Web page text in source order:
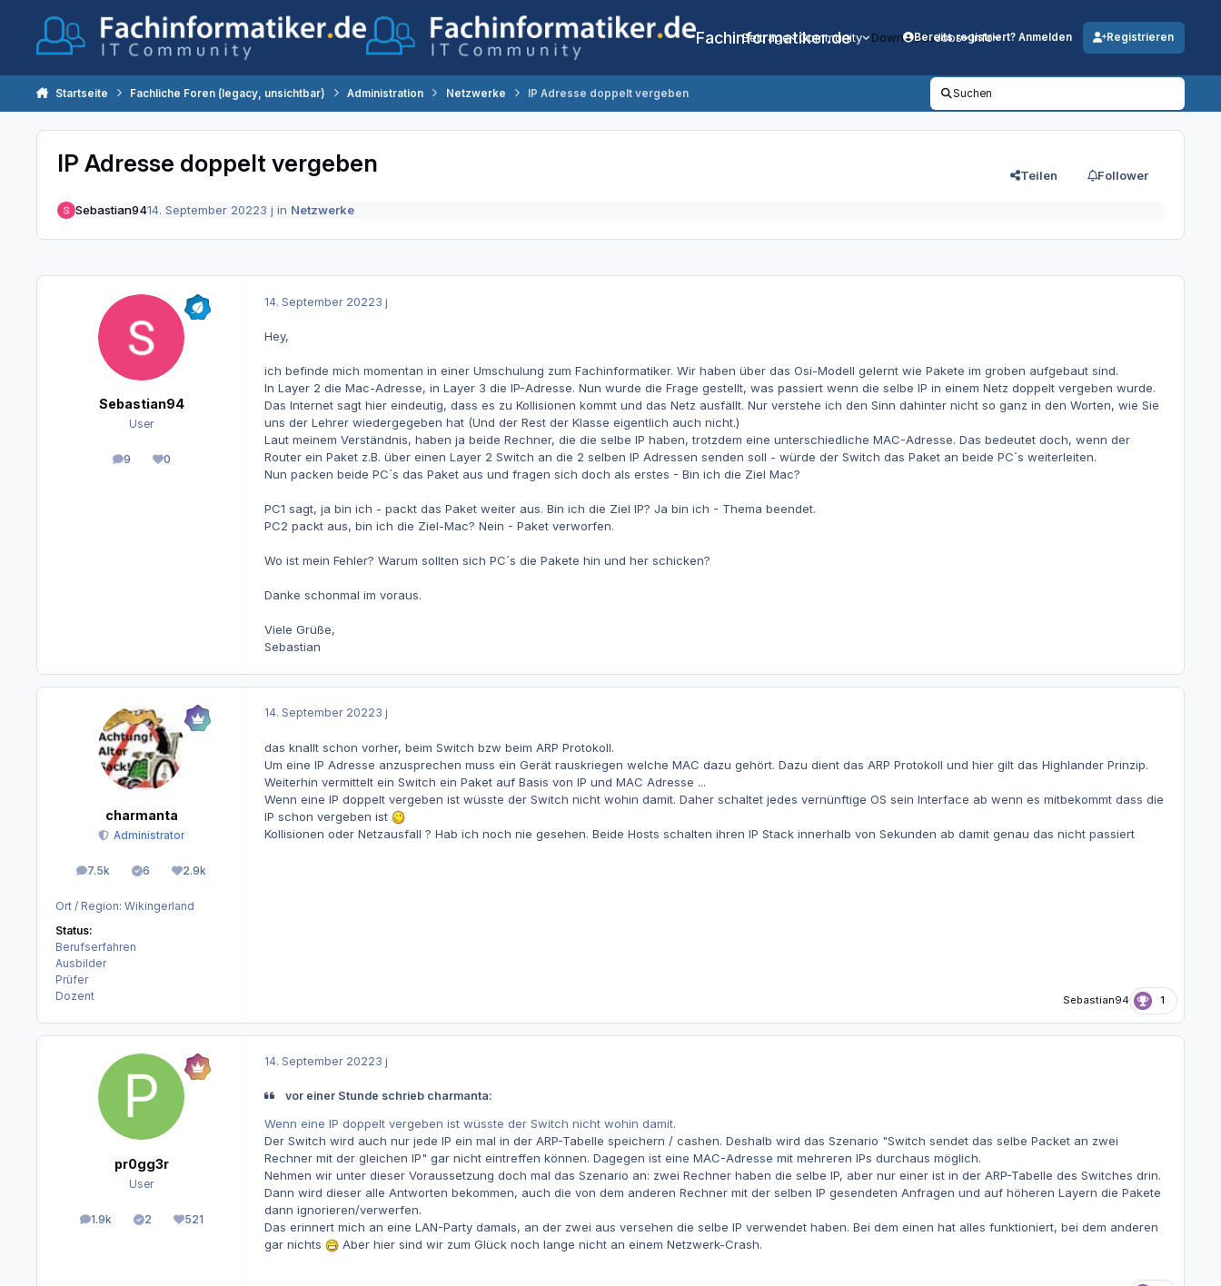
Fachinformatiker.de
Beiträge Community DownloadsJobs Info
Bereits registriert? Anmelden Registrieren
Startseite Fachliche Foren (legacy, unsichtbar) Administration Netzwerke IP Adresse doppelt vergeben Suchen
IP Adresse doppelt vergeben Teilen Follower
Sebastian9414. September 20223 j in Netzwerke
Sebastian94
User
9
Beiträge0
Reputation
14. September 20223 j
Hey,
ich befinde mich momentan in einer Umschulung zum Fachinformatiker. Wir haben über das Osi-Modell gelernt wie Pakete im groben aufgebaut sind.
In Layer 2 die Mac-Adresse, in Layer 3 die IP-Adresse. Nun wurde die Frage gestellt, was passiert wenn die selbe IP in einem Netz doppelt vergeben wurde.
Das Internet sagt hier eindeutig, dass es zu Kollisionen kommt und das Netz ausfällt. Nur verstehe ich den Sinn dahinter nicht so ganz in den Worten, wie Sie
uns der Lehrer wiedergegeben hat (Und der Rest der Klasse eigentlich auch nicht.)
Laut meinem Verständnis, haben ja beide Rechner, die die selbe IP haben, trotzdem eine unterschiedliche MAC-Adresse. Das bedeutet doch, wenn der
Router ein Paket z.B. über einen Layer 2 Switch an die 2 selben IP Adressen senden soll - würde der Switch das Paket an beide PC´s weiterleiten.
Nun packen beide PC´s das Paket aus und fragen sich doch als erstes - Bin ich die Ziel Mac?
PC1 sagt, ja bin ich - packt das Paket weiter aus. Bin ich die Ziel IP? Ja bin ich - Thema beendet.
PC2 packt aus, bin ich die Ziel-Mac? Nein - Paket verworfen.
Wo ist mein Fehler? Warum sollten sich PC´s die Pakete hin und her schicken?
Danke schonmal im voraus.
Viele Grüße,
Sebastian
charmanta
Administrator
7.5k
Beiträge 6
Lösungen2.9k
Reputation
Ort / Region: Wikingerland
Status:
Berufserfahren
Ausbilder
Prüfer
Dozent
14. September 20223 j
das knallt schon vorher, beim Switch bzw beim ARP Protokoll.
Um eine IP Adresse anzusprechen muss ein Gerät rauskriegen welche MAC dazu gehört. Dazu dient das ARP Protokoll und hier gilt das Highlander Prinzip.
Weiterhin vermittelt ein Switch ein Paket auf Basis von IP und MAC Adresse ...
Wenn eine IP doppelt vergeben ist wüsste der Switch nicht wohin damit. Daher schaltet jedes vernünftige OS sein Interface ab wenn es mitbekommt dass die
IP schon vergeben ist
Kollisionen oder Netzausfall ? Hab ich noch nie gesehen. Beide Hosts schalten ihren IP Stack innerhalb von Sekunden ab damit genau das nicht passiert
Sebastian94 1
pr0gg3r
User
1.9k
Beiträge 2
Lösungen521
Reputation
14. September 20223 j
vor einer Stunde schrieb charmanta:
Wenn eine IP doppelt vergeben ist wüsste der Switch nicht wohin damit.
Der Switch wird auch nur jede IP ein mal in der ARP-Tabelle speichern / cashen. Deshalb wird das Szenario "Switch sendet das selbe Packet an zwei
Rechner mit der gleichen IP" gar nicht eintreffen können. Dagegen ist eine MAC-Adresse mit mehreren IPs durchaus möglich.
Nehmen wir unter dieser Voraussetzung doch mal das Szenario an: zwei Rechner haben die selbe IP, aber nur einer ist in der ARP-Tabelle des Switches drin.
Dann wird dieser alle Antworten bekommen, auch die von dem anderen Rechner mit der selben IP gesendeten Anfragen und auf höheren Layern die Pakete
dann ignorieren/verwerfen.
Das erinnert mich an eine LAN-Party damals, an der zwei aus versehen die selbe IP verwendet haben. Bei dem einen hat alles funktioniert, bei dem anderen
gar nichts
Aber hier sind wir zum Glück noch lange nicht an einem Netzwerk-Crash.